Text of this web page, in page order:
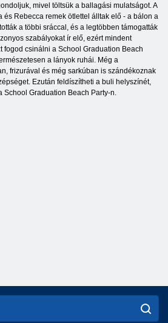
mivel töltsük a ballagási mulatságot. A
és Rebecca remek ötlettel álltak elő - a bálon a
a többi sráccal, és a legtöbben támogatták
szabályokat ír elő, ezért mindent
fogod csinálni a School Graduation Beach
a lányok ruhái. Még a
frizurával és még sarkúban is szándékoznak
Ezután feldíszítheti a buli helyszínét,
School Graduation Beach Party-n.